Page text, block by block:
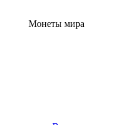
Монеты мира